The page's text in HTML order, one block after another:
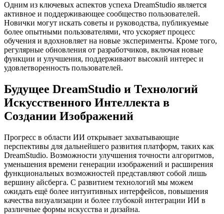
Одним из ключевых аспектов успеха DreamStudio является
активное и поддерживающее сообщество пользователей.
Новички могут искать советы и руководства, публикуемые
более опытными пользователями, что ускоряет процесс
обучения и вдохновляет на новые эксперименты. Кроме того,
регулярные обновления от разработчиков, включая новые
функции и улучшения, поддерживают высокий интерес и
удовлетворенность пользователей.
Будущее DreamStudio и Технологий
Искусственного Интеллекта в
Создании Изображений
Прогресс в области ИИ открывает захватывающие
перспективы для дальнейшего развития платформ, таких как
DreamStudio. Возможности улучшения точности алгоритмов,
уменьшения времени генерации изображений и расширения
функциональных возможностей представляют собой лишь
вершину айсберга. С развитием технологий мы можем
ожидать ещё более интуитивных интерфейсов, повышения
качества визуализации и более глубокой интеграции ИИ в
различные формы искусства и дизайна.